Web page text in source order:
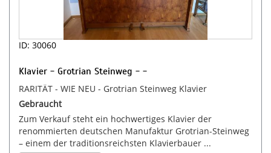
ID: 30060
Klavier - Grotrian Steinweg - -
RARITÄT - WIE NEU - Grotrian Steinweg Klavier
Gebraucht
Zum Verkauf steht ein hochwertiges Klavier der
renommierten deutschen Manufaktur Grotrian-Steinweg
– einem der traditionsreichsten Klavierbauer ...